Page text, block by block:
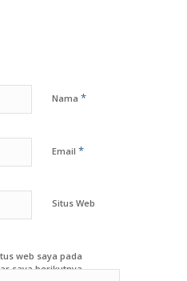
Nama *
Email *
Situs Web
web saya pada
saya berikutnya.